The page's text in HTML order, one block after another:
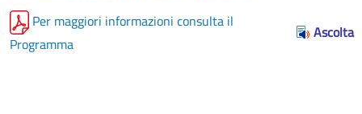
Per maggiori informazioni consulta il
Programma
Ascolta